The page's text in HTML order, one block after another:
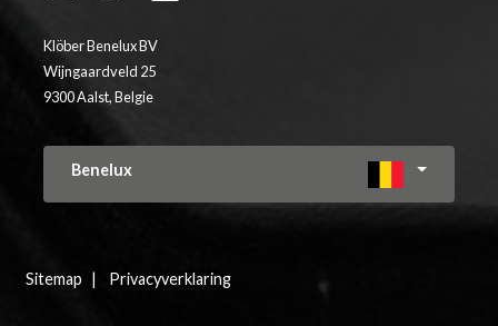
Klöber Benelux BV
Wijngaardveld 25
9300 Aalst, Belgie
Benelux
Sitemap Privacyverklaring